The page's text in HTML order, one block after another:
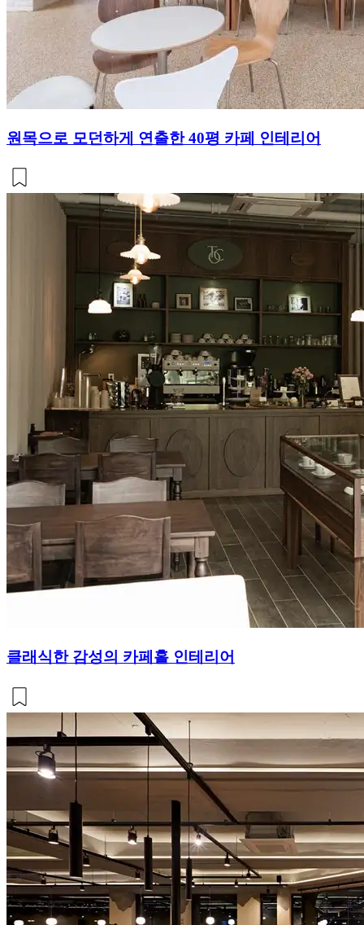
원목으로 모던하게 연출한 40평 카페 인테리어
클래식한 감성의 카페홀 인테리어